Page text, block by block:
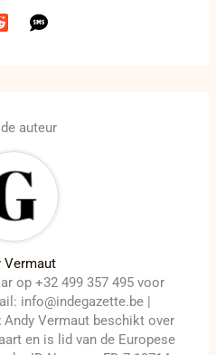
auteur
Vermaut
op +32 499 357 495 voor
info@indegazette.be |
Andy Vermaut beschikt over
en is lid van de Europese